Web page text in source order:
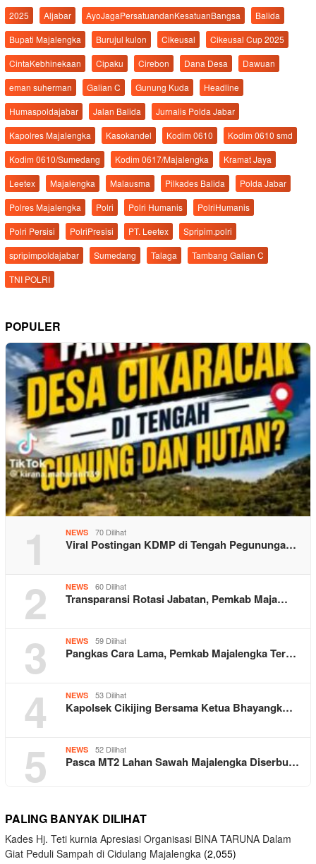
2025 Aljabar AyoJagaPersatuandanKesatuanBangsa
Balida
Bupati Majalengka
Burujul kulon Cikeusal
Cikeusal Cup 2025
CintaKebhinekaan
Cipaku Cirebon Dana Desa
Dawuan
eman suherman
Galian C Gunung Kuda
Headline
Humaspoldajabar
Jalan Balida
Jurnalis Polda Jabar
Kapolres Majalengka
Kasokandel Kodim 0610
Kodim 0610 smd
Kodim 0610/Sumedang
Kodim 0617/Majalengka
Kramat Jaya
Leetex
Majalengka Malausma Pilkades Balida
Polda Jabar
Polres Majalengka
Polri Polri Humanis
PolriHumanis
Polri Persisi
PolriPresisi PT. Leetex
Spripim.polri
spripimpoldajabar
Sumedang Talaga
Tambang Galian C
TNI POLRI
POPULER
1 NEWS 70 Dilihat
Viral Postingan KDMP di Tengah Pegununga…
2 NEWS 60 Dilihat
Transparansi Rotasi Jabatan, Pemkab Maja…
3 NEWS 59 Dilihat
Pangkas Cara Lama, Pemkab Majalengka Ter…
4 NEWS 53 Dilihat
Kapolsek Cikijing Bersama Ketua Bhayangk…
5 NEWS 52 Dilihat
Pasca MT2 Lahan Sawah Majalengka Diserbu…
PALING BANYAK DILIHAT
Kades Hj. Teti kurnia Apresiasi Organisasi BINA TARUNA Dalam
Giat Peduli Sampah di Cidulang Majalengka (2,055)